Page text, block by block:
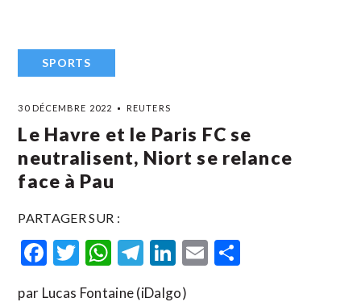
SPORTS
30 DÉCEMBRE 2022 REUTERS
Le Havre et le Paris FC se
neutralisent, Niort se relance
face à Pau
PARTAGER SUR :
Facebook
Twitter
WhatsApp
Telegram
LinkedIn
Email
par Lucas Fontaine (iDalgo)